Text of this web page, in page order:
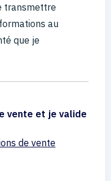
transmettre
au
que je
vente et je valide
de vente